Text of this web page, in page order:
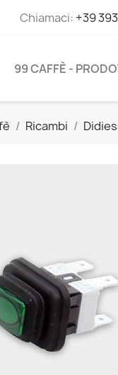
Chiamaci: +39
99 CAFFÈ -
Ricambi